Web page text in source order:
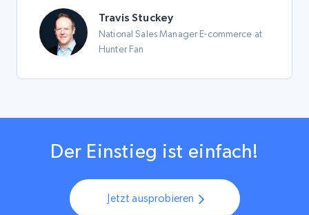
Travis Stuckey
National Sales Manager E-commerce at
Hunter Fan
Der Einstieg ist einfach!
Jetzt ausprobieren